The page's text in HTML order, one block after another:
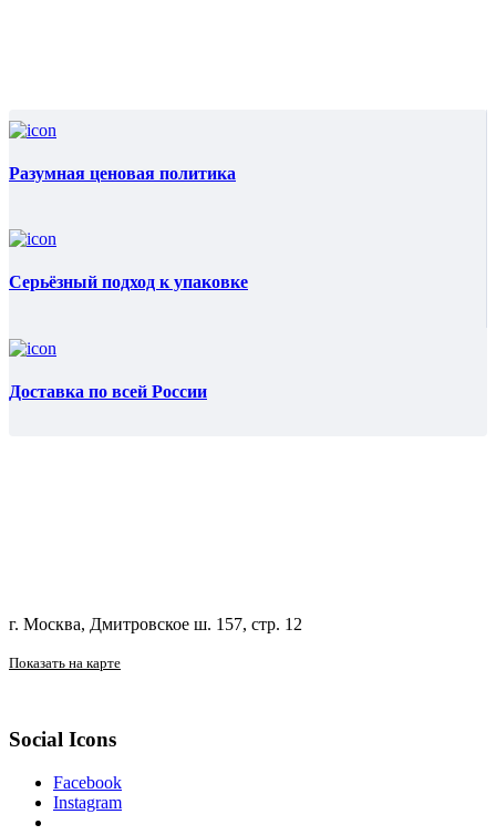
Разумная ценовая политика
Серьёзный подход к упаковке
Доставка по всей России
г. Москва, Дмитровское ш. 157, стр. 12
Показать на карте
Social Icons
Facebook
Instagram